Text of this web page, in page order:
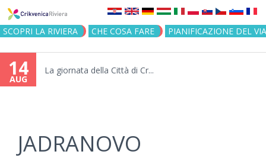
Jump to navigation
SCOPRI LA RIVIERA CHE COSA FARE PIANIFICAZIONE DEL
14
AUG
La giornata della Città di Cr...
JADRANOVO